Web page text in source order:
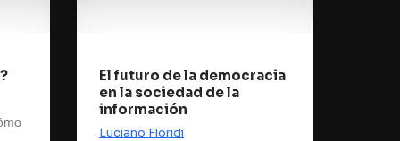
El futuro de la democracia
en la sociedad de la
información
Luciano Floridi